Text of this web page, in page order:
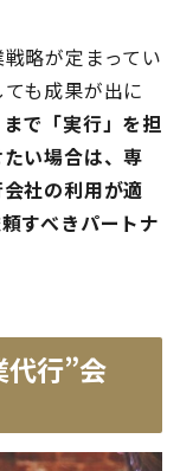
略が定まってい
も成果が出に
で「実行」を担
い場合は、専
社の利用が適
すべきパートナ
代行”会